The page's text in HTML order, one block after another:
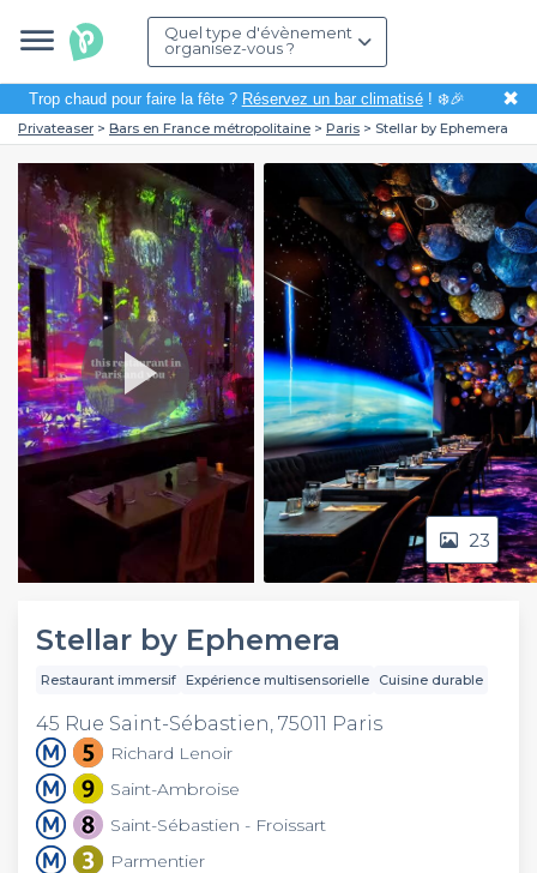
Quel type d'évènement
organisez-vous ?
Trop chaud pour faire la fête ? Réservez un bar climatisé! ❄️🎉 ✖
Privateaser Bars en France métropolitaine Paris Stellar by Ephemera
Play
Video
23
Stellar by Ephemera
Restaurant immersif Expérience multisensorielle Cuisine durable
45 Rue Saint-Sébastien, 75011 Paris
Richard Lenoir
Saint-Ambroise
Saint-Sébastien - Froissart
Parmentier